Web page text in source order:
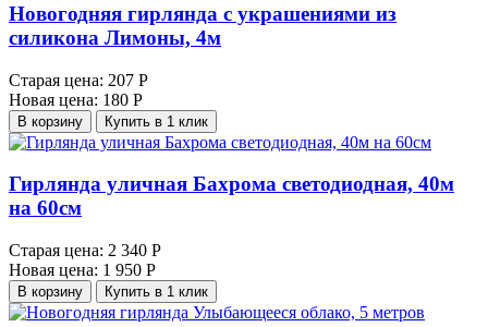
Новогодняя гирлянда с украшениями из
силикона Лимоны, 4м
Старая цена: 207 Р
Новая цена: 180 Р
В корзину Купить в 1 клик
Гирлянда уличная Бахрома светодиодная, 40м
на 60см
Старая цена: 2 340 Р
Новая цена: 1 950 Р
В корзину Купить в 1 клик